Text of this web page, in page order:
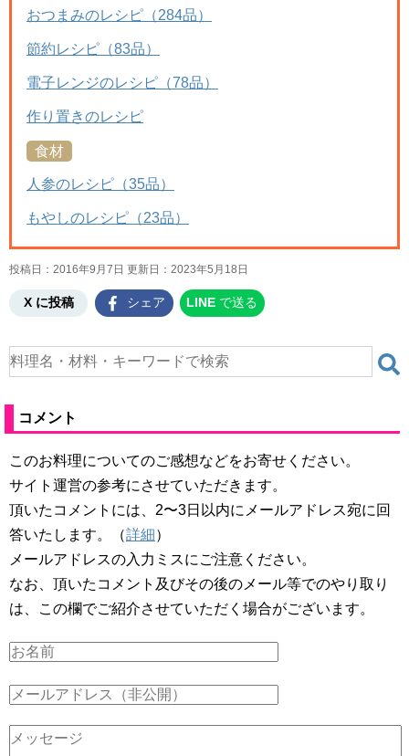
おつまみのレシピ（284品）
節約レシピ（83品）
電子レンジのレシピ（78品）
作り置きのレシピ
食材
人参のレシピ（35品）
もやしのレシピ（23品）
投稿日：2016年9月7日 更新日： 2023年5月18日
X に投稿 シェア LINE で送る
コメント
このお料理についてのご感想などをお寄せください。
サイト運営の参考にさせていただきます。
頂いたコメントには、2〜3日以内にメールアドレス宛に回
答いたします。（詳細）
メールアドレスの入力ミスにご注意ください。
なお、頂いたコメント及びその後のメール等でのやり取り
は、この欄でご紹介させていただく場合がございます。